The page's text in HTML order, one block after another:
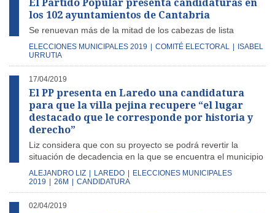
El Partido Popular presenta candidaturas en
los 102 ayuntamientos de Cantabria
Se renuevan más de la mitad de los cabezas de lista
ELECCIONES MUNICIPALES 2019 COMITÉ ELECTORAL
ISABEL
URRUTIA
17/04/2019
El PP presenta en Laredo una candidatura
para que la villa pejina recupere “el lugar
destacado que le corresponde por historia y
derecho”
Liz considera que con su proyecto se podrá revertir la
situación de decadencia en la que se encuentra el municipio
ALEJANDRO LIZ LAREDO
ELECCIONES MUNICIPALES
2019
26M CANDIDATURA
02/04/2019